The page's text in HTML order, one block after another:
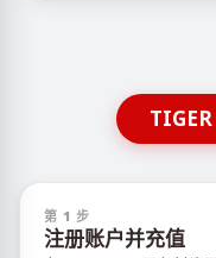
第 1 步
注册账户并充值